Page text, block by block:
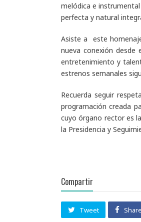
melódica e
perfecta y natural
Asiste a este
nueva conexión desde
entretenimiento y
estrenos semanales
Recuerda seguir
programación creada
cuyo órgano rector es
la Presidencia y
Compartir
Tweet Share